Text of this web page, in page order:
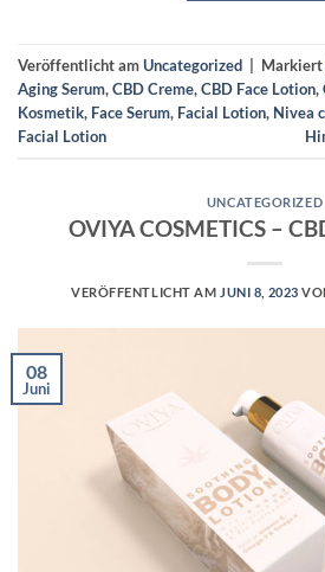
Veröffentlicht amUncategorized Markiert
Aging Serum,CBD Creme,CBD Face Lotion,
Kosmetik, Face Serum, Facial Lotion, Nivea
Facial Lotion
UNCATEGORIZED
OVIYA COSMETICS –
VERÖFFENTLICHT AM JUNI 8, 2023
08
Juni